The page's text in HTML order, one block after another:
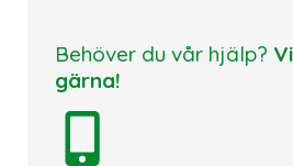
Behöver du vår hjälp?
gärna!